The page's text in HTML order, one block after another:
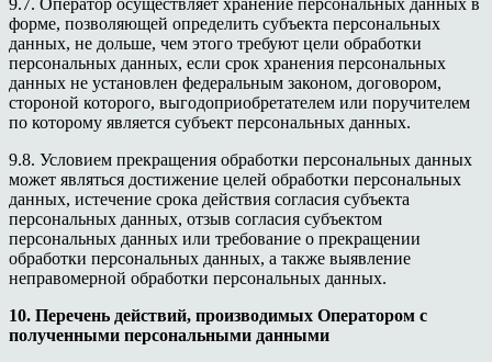
9.7. Оператор осуществляет хранение персональных данных в
форме, позволяющей определить субъекта персональных
данных, не дольше, чем этого требуют цели обработки
персональных данных, если срок хранения персональных
данных не установлен федеральным законом, договором,
стороной которого, выгодоприобретателем или поручителем
по которому является субъект персональных данных.
9.8. Условием прекращения обработки персональных данных
может являться достижение целей обработки персональных
данных, истечение срока действия согласия субъекта
персональных данных, отзыв согласия субъектом
персональных данных или требование о прекращении
обработки персональных данных, а также выявление
неправомерной обработки персональных данных.
10. Перечень действий, производимых Оператором с
полученными персональными данными